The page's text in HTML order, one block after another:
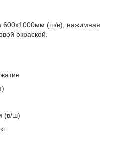
600х1000мм (ш/в), нажимная
окраской.
(в/ш)